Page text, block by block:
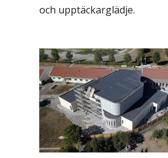
och upptäckarglädje.